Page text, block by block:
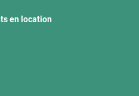
en location